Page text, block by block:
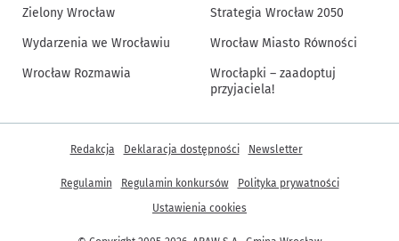
Zielony Wrocław
Wydarzenia we Wrocławiu
Wrocław Rozmawia
Strategia Wrocław 2050
Wrocław Miasto Równości
Wrocłapki – zaadoptuj
przyjaciela!
Inne informacje
Redakcja Deklaracja dostępności Newsletter
Regulamin Regulamin konkursów
Polityka prywatności
Ustawienia cookies